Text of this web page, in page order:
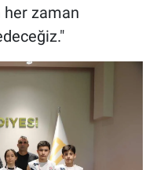
her zaman